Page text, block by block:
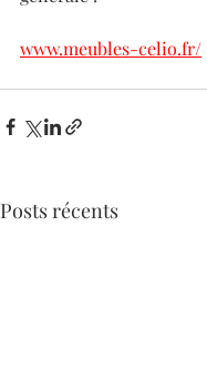
www.meubles-celio.fr/
Posts récents